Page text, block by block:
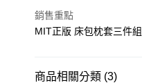
悠遊付
銷售重點
MIT正版 床包枕套三件組
商品相關分類 (3)